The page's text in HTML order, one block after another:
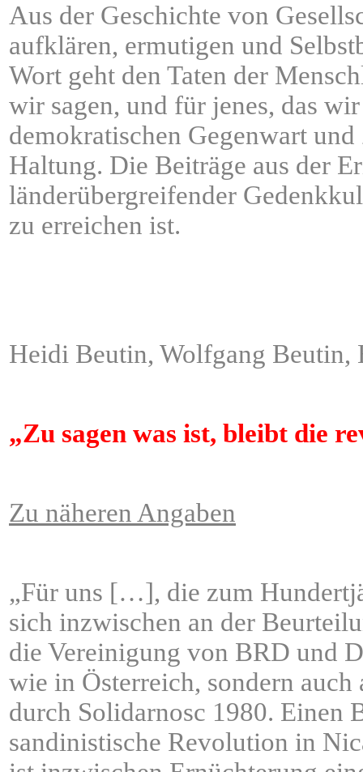
Aus der Geschichte von
aufklären, ermutigen und
Wort geht den Taten der
wir sagen, und für jenes, das
demokratischen Gegenwart
Haltung. Die Beiträge aus der
länderübergreifender
zu erreichen ist.
Heidi Beutin, Wolfgang Beutin,
„Zu sagen was ist, bleibt die
Zu näheren Angaben
„Für uns […], die zum
sich inzwischen an der
die Vereinigung von BRD und
wie in Österreich, sondern
durch Solidarnosc 1980. Einen
sandinistische Revolution in